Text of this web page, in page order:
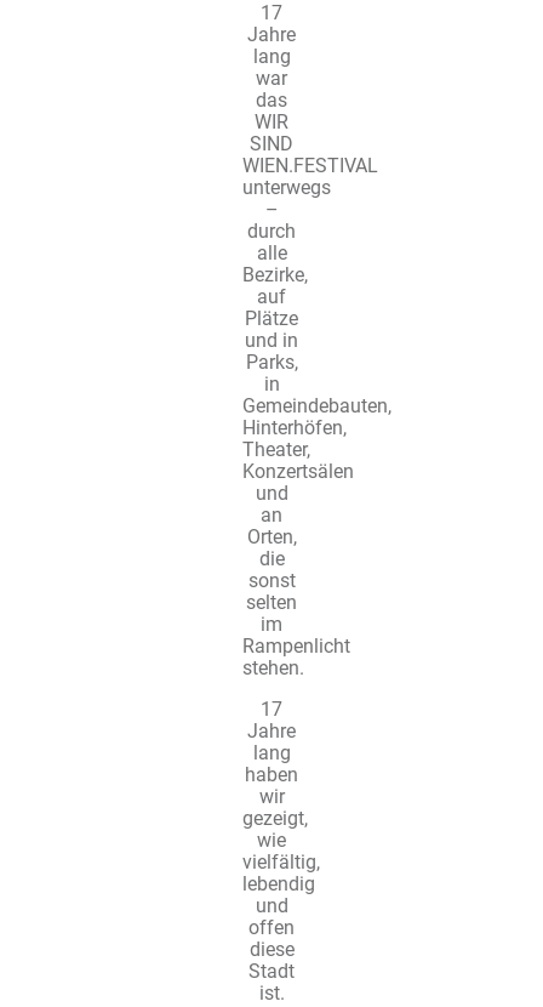
17
Jahre
lang
war
das
WIR
SIND
WIEN.FESTIVAL
unterwegs
–
durch
alle
Bezirke,
auf
Plätze
und in
Parks,
in
Gemeindebauten,
Hinterhöfen,
Theater,
Konzertsälen
und
an
Orten,
die
sonst
selten
im
Rampenlicht
stehen.
17
Jahre
lang
haben
wir
gezeigt,
wie
vielfältig,
lebendig
und
offen
diese
Stadt
ist.